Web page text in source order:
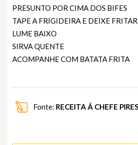
PRESUNTO POR CIMA DOS BIFES
TAPE A FRIGIDEIRA E DEIXE
LUME BAIXO
SIRVA QUENTE
ACOMPANHE COM BATATA FRITA
Fonte: RECEITA Á CHEFE